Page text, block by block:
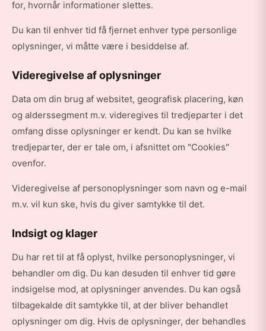
for, hvornår informationer slettes.
Du kan til enhver tid få fjernet enhver type personlige
oplysninger, vi måtte være i besiddelse af.
Videregivelse af oplysninger
Data om din brug af websitet, geografisk placering, køn
og alderssegment m.v. videregives til tredjeparter i det
omfang disse oplysninger er kendt. Du kan se hvilke
tredjeparter, der er tale om, i afsnittet om "Cookies"
ovenfor.
Videregivelse af personoplysninger som navn og e-mail
m.v. vil kun ske, hvis du giver samtykke til det.
Indsigt og klager
Du har ret til at få oplyst, hvilke personoplysninger, vi
behandler om dig. Du kan desuden til enhver tid gøre
indsigelse mod, at oplysninger anvendes. Du kan også
tilbagekalde dit samtykke til, at der bliver behandlet
oplysninger om dig. Hvis de oplysninger, der behandles